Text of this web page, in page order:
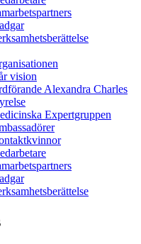
vision
Alexandra Charles
Expertgruppen